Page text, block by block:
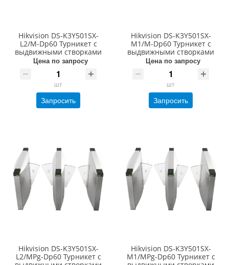
Hikvision DS-K3Y501SX-
L2/M-Dp60 Турникет с
выдвижными створками
Цена по запросу
шт
Запросить
Hikvision DS-K3Y501SX-
M1/M-Dp60 Турникет с
выдвижными створками
Цена по запросу
шт
Запросить
Hikvision DS-K3Y501SX-
L2/MPg-Dp60 Турникет с
Hikvision DS-K3Y501SX-
M1/MPg-Dp60 Турникет с